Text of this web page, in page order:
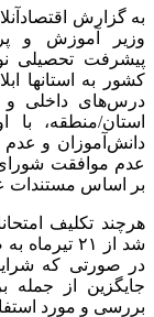
وزیر آموزش و
پیشرفت تحصیلی
کشور به استانها
درس‌های داخلی و
استان/منطقه،
دانش‌آموزان و عدم
عدم موافقت
بر اساس مستندات
هرچند تکلیف
شد از ۲۱
در صورتی که
جایگزین از جمله
بررسی و مورد